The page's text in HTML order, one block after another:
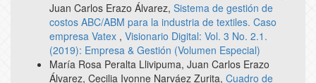
Juan Carlos Erazo Álvarez, Sistema de gestión de
costos ABC/ABM para la industria de textiles. Caso
empresa Vatex , Visionario Digital: Vol. 3 No. 2.1.
(2019): Empresa & Gestión (Volumen Especial)
María Rosa Peralta Llivipuma, Juan Carlos Erazo
Álvarez, Cecilia Ivonne Narváez Zurita, Cuadro de